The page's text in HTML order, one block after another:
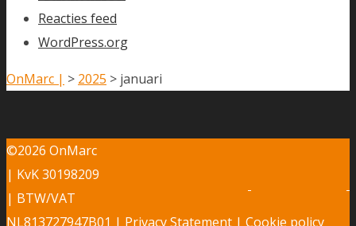
Reacties feed
WordPress.org
OnMarc | > 2025 > januari
©2026 OnMarc
| KvK 30198209
| BTW/VAT
NL813727947B01 | Privacy Statement | Cookie policy